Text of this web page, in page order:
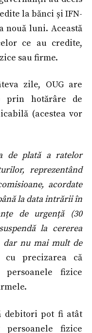
la bănci și IFN-
nouă luni. Această
ce au credite,
sau firme.
zile, OUG are
prin hotărâre de
(acestea vor
de plată a ratelor
reprezentând
acordate
la data intrării în
de urgență (30
la cererea
dar nu mai mult de
precizarea că
fizice
debitori pot fi atât
persoanele fizice